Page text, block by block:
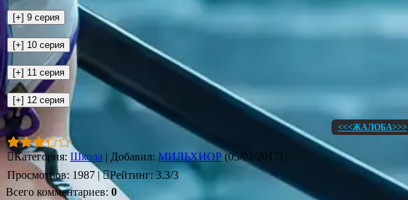
<<<ЖАЛОБА>>>
Категория: Школа | Добавил: МИЛЬХИОР (05/02/2017)
Просмотров: 1987 | Рейтинг: 3.3/3
Всего комментариев: 0